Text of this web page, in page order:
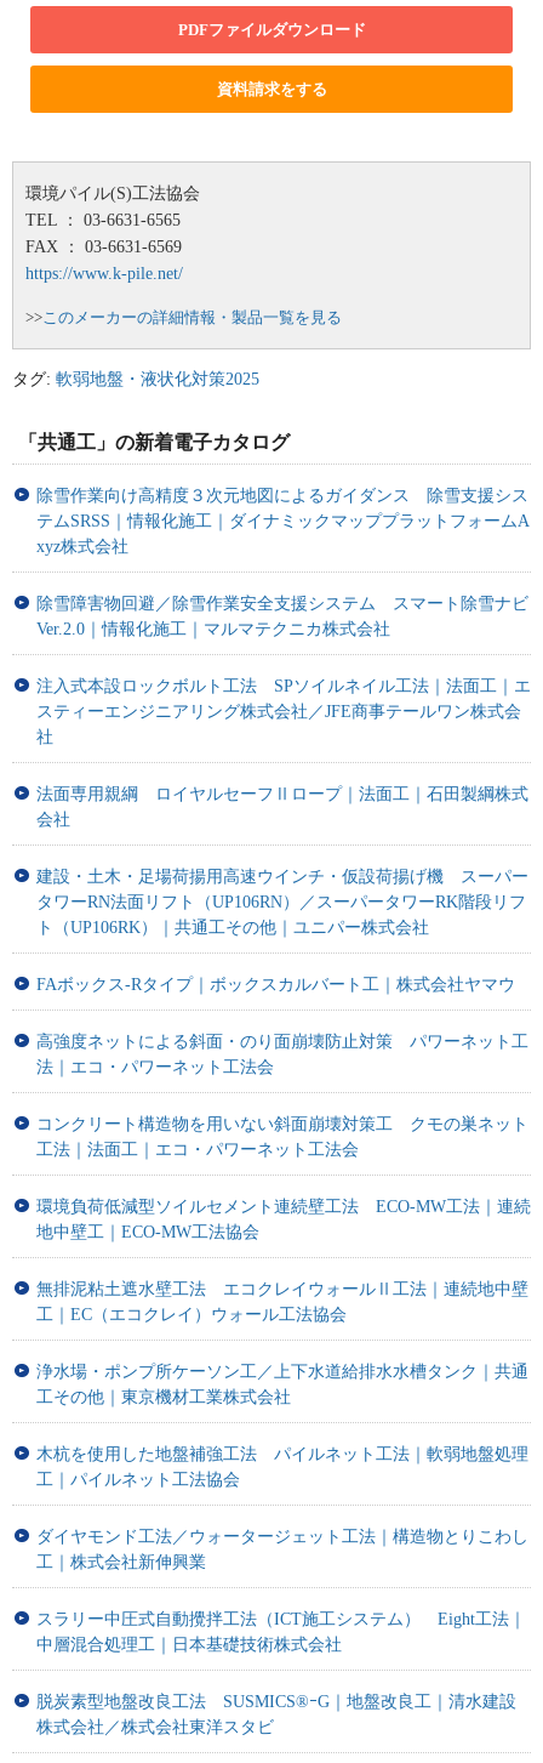
PDFファイルダウンロード
資料請求をする
環境パイル(S)工法協会
TEL ： 03-6631-6565
FAX ： 03-6631-6569
https://www.k-pile.net/
>> このメーカーの詳細情報・製品一覧を見る
タグ: 軟弱地盤・液状化対策2025
「共通工」の新着電子カタログ
除雪作業向け高精度３次元地図によるガイダンス 除雪支援シス
テムSRSS｜情報化施工｜ダイナミックマッププラットフォームA
xyz株式会社
除雪障害物回避／除雪作業安全支援システム スマート除雪ナビ
Ver.2.0｜情報化施工｜マルマテクニカ株式会社
注入式本設ロックボルト工法 SPソイルネイル工法｜法面工｜エ
スティーエンジニアリング株式会社／JFE商事テールワン株式会
社
法面専用親綱 ロイヤルセーフⅡロープ｜法面工｜石田製綱株式
会社
建設・土木・足場荷揚用高速ウインチ・仮設荷揚げ機 スーパー
タワーRN法面リフト（UP106RN）／スーパータワーRK階段リフ
ト（UP106RK）｜共通工その他｜ユニパー株式会社
FAボックス-Rタイプ｜ボックスカルバート工｜株式会社ヤマウ
高強度ネットによる斜面・のり面崩壊防止対策 パワーネット工
法｜エコ・パワーネット工法会
コンクリート構造物を用いない斜面崩壊対策工 クモの巣ネット
工法｜法面工｜エコ・パワーネット工法会
環境負荷低減型ソイルセメント連続壁工法 ECO-MW工法｜連続
地中壁工｜ECO-MW工法協会
無排泥粘土遮水壁工法 エコクレイウォールⅡ工法｜連続地中壁
工｜EC（エコクレイ）ウォール工法協会
浄水場・ポンプ所ケーソン工／上下水道給排水水槽タンク｜共通
工その他｜東京機材工業株式会社
木杭を使用した地盤補強工法 パイルネット工法｜軟弱地盤処理
工｜パイルネット工法協会
ダイヤモンド工法／ウォータージェット工法｜構造物とりこわし
工｜株式会社新伸興業
スラリー中圧式自動攪拌工法（ICT施工システム） Eight工法｜
中層混合処理工｜日本基礎技術株式会社
脱炭素型地盤改良工法 SUSMICS®ｰG｜地盤改良工｜清水建設
株式会社／株式会社東洋スタビ